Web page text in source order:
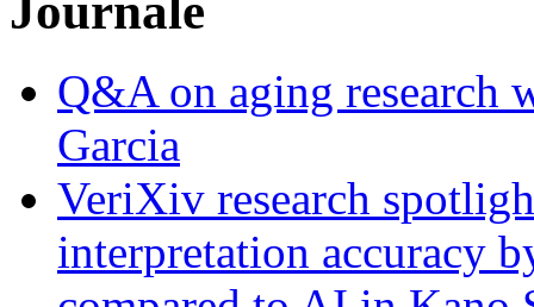
Journale
Q&A on aging research
Garcia
VeriXiv research
interpretation accuracy